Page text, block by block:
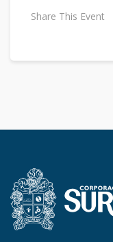
Share This Event